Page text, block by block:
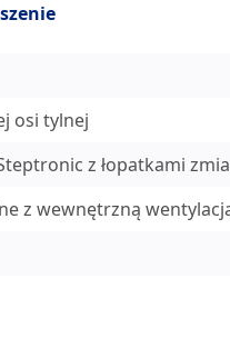
osi tylnej
z łopatkami
z wewnętrzną